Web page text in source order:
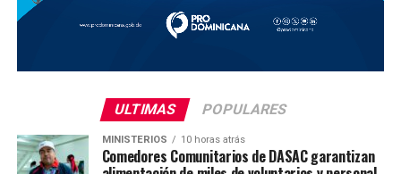
ULTIMAS POPULARES
MINISTERIOS 10 horas atrás
Comedores Comunitarios de DASAC garantizan